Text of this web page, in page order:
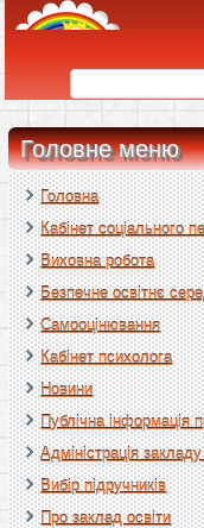
Головне меню
Головна
Кабінет соціального
Виховна робота
Безпечне освітнє
Самооцінювання
Кабінет психолога
Новини
Публічна інформація
Адміністрація закладу
Вибір підручників
Про заклад освіти